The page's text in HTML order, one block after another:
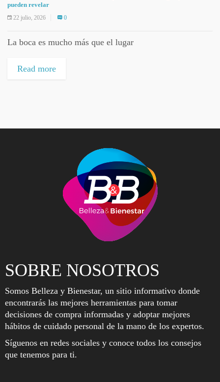
pueden revelar
22 julio, 2026 0
La boca es mucho más que el lugar
Read more
SOBRE NOSOTROS
Somos Belleza y Bienestar, un sitio informativo donde
encontrarás las mejores herramientas para tomar
decisiones de compra informadas y adoptar mejores
hábitos de cuidado personal de la mano de los expertos.
Síguenos en redes sociales y conoce todos los consejos
que tenemos para ti.